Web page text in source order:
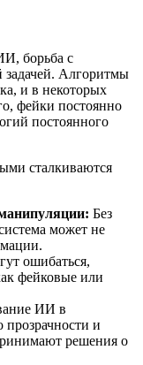
борьба с
задачей. Алгоритмы
и в некоторых
фейки постоянно
постоянного
сталкиваются
Без
может не
ошибаться,
фейковые или
ИИ в
и
решения о